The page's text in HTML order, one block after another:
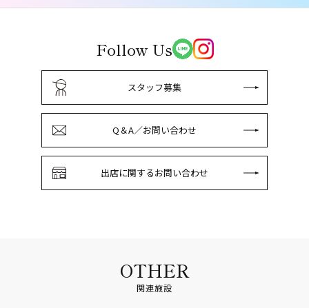
Follow Us
スタッフ募集
Q＆A／お問い合わせ
出店に関するお問い合わせ
OTHER
関連施設